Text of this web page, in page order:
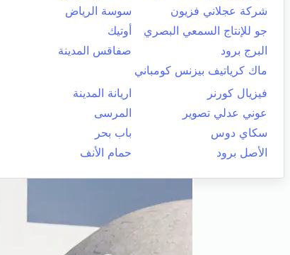
شركة عجلاني فزيون
سوسة الرياض
جو للإنتاج السمعي البصري
أوتيك
البرج برود
صفاقس المدينة
ماك كرياتيف بيزنس كومباني
فيزيال كورنر
اريانة المدينة
عوني عدلي تصوير
المرسى
سكاي دوس
باب بحر
الأصل برود
حمام الأنف